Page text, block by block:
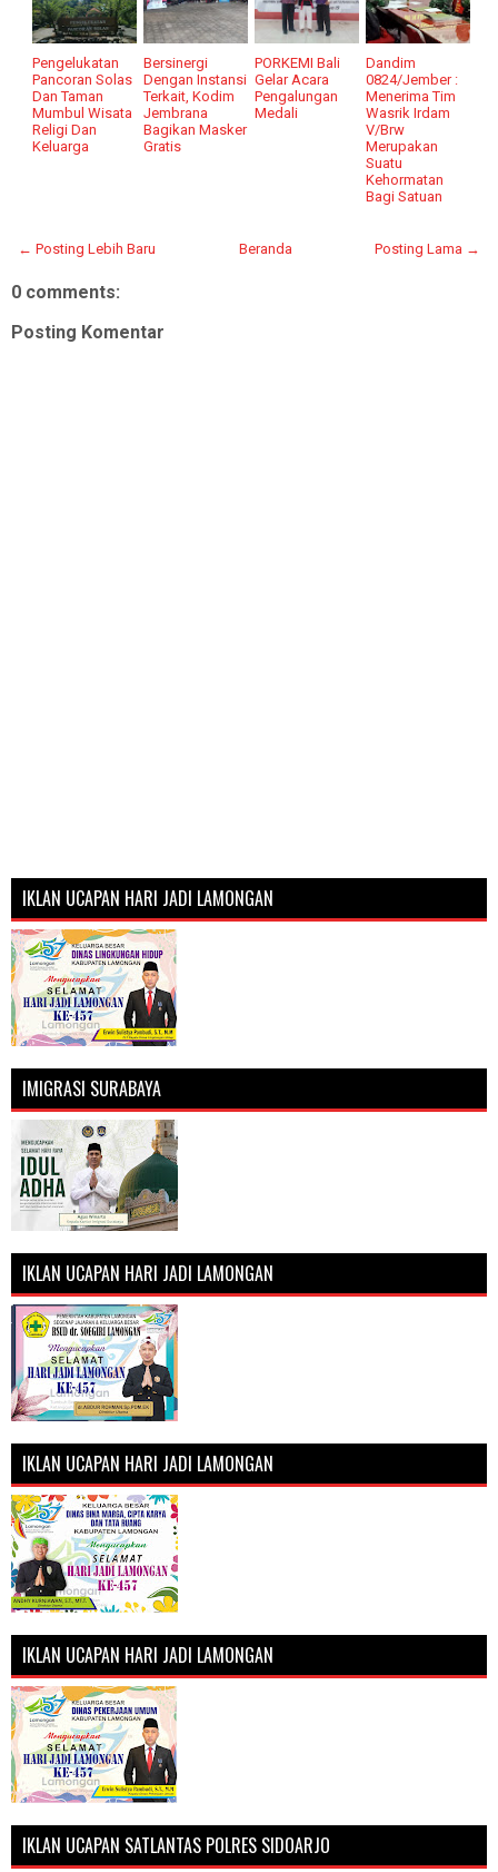
Pengelukatan
Pancoran Solas
Dan Taman
Mumbul Wisata
Religi Dan
Keluarga
Bersinergi
Dengan Instansi
Terkait, Kodim
Jembrana
Bagikan Masker
Gratis
PORKEMI Bali
Gelar Acara
Pengalungan
Medali
Dandim
0824/Jember :
Menerima Tim
Wasrik Irdam
V/Brw
Merupakan
Suatu
Kehormatan
Bagi Satuan
← Posting Lebih Baru Posting Lama →
Beranda
0 comments:
Posting Komentar
IKLAN UCAPAN HARI JADI LAMONGAN
IMIGRASI SURABAYA
IKLAN UCAPAN HARI JADI LAMONGAN
IKLAN UCAPAN HARI JADI LAMONGAN
IKLAN UCAPAN HARI JADI LAMONGAN
IKLAN UCAPAN SATLANTAS POLRES SIDOARJO